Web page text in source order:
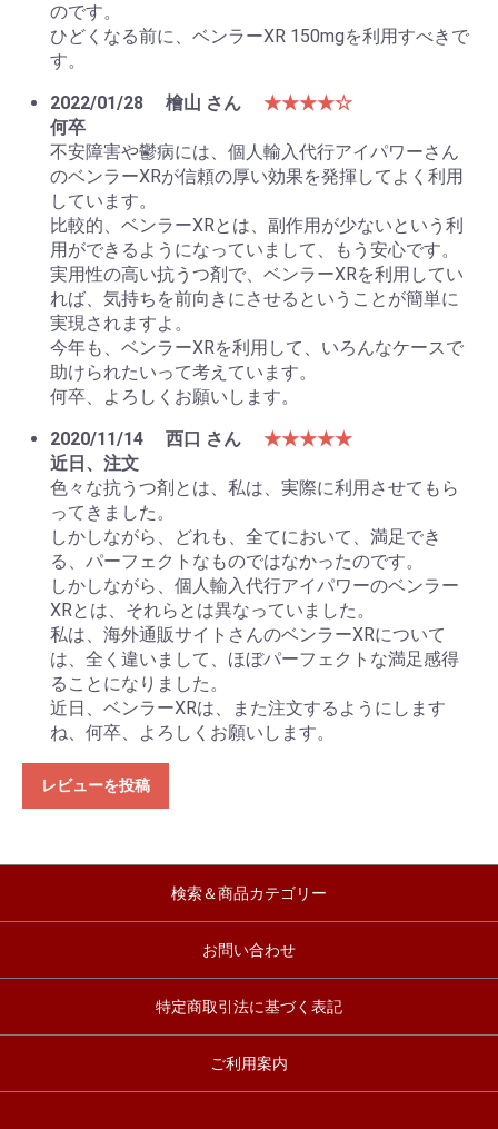
のです。
ひどくなる前に、ベンラーXR 150mgを利用すべきで
す。
2022/01/28
檜山 さん
★★★★☆
何卒
不安障害や鬱病には、個人輸入代行アイパワーさん
のベンラーXRが信頼の厚い効果を発揮してよく利用
しています。
比較的、ベンラーXRとは、副作用が少ないという利
用ができるようになっていまして、もう安心です。
実用性の高い抗うつ剤で、ベンラーXRを利用してい
れば、気持ちを前向きにさせるということが簡単に
実現されますよ。
今年も、ベンラーXRを利用して、いろんなケースで
助けられたいって考えています。
何卒、よろしくお願いします。
2020/11/14
西口 さん
★★★★★
近日、注文
色々な抗うつ剤とは、私は、実際に利用させてもら
ってきました。
しかしながら、どれも、全てにおいて、満足でき
る、パーフェクトなものではなかったのです。
しかしながら、個人輸入代行アイパワーのベンラー
XRとは、それらとは異なっていました。
私は、海外通販サイトさんのベンラーXRについて
は、全く違いまして、ほぼパーフェクトな満足感得
ることになりました。
近日、ベンラーXRは、また注文するようにします
ね、何卒、よろしくお願いします。
レビューを投稿
検索＆商品カテゴリー
お問い合わせ
特定商取引法に基づく表記
ご利用案内